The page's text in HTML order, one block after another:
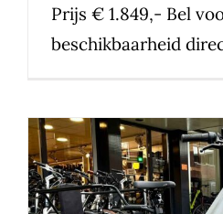
Prijs € 1.849,- Bel
beschikbaarheid